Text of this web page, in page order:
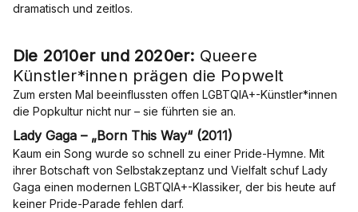
dramatisch und zeitlos.
Die 2010er und 2020er: Queere
Künstler*innen prägen die Popwelt
Zum ersten Mal beeinflussten offen LGBTQIA+-Künstler*innen
die Popkultur nicht nur – sie führten sie an.
Lady Gaga – „Born This Way“ (2011)
Kaum ein Song wurde so schnell zu einer Pride-Hymne. Mit
ihrer Botschaft von Selbstakzeptanz und Vielfalt schuf Lady
Gaga einen modernen LGBTQIA+-Klassiker, der bis heute auf
keiner Pride-Parade fehlen darf.